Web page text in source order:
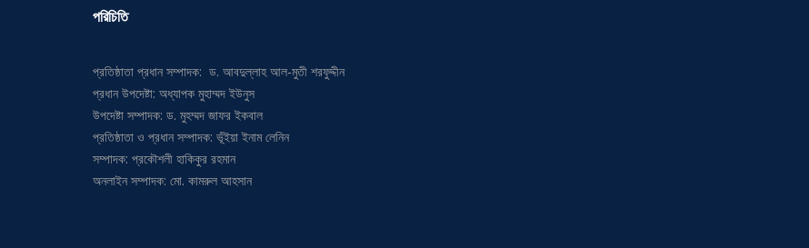
পরিচিতি
প্রতিষ্ঠাতা প্রধান সম্পাদক: ড. আবদুল্লাহ আল-মুতী শরফুদ্দীন
প্রধান উপদেষ্টা: অধ্যাপক মুহাম্মদ ইউনুস
উপদেষ্টা সম্পাদক: ড. মুহম্মদ জাফর ইকবাল
প্রতিষ্ঠাতা ও প্রধান সম্পাদক: ভূঁইয়া ইনাম লেনিন
সম্পাদক: প্রকৌশলী হাকিকুর রহমান
অনলাইন সম্পাদক: মো. কামরুল আহসান